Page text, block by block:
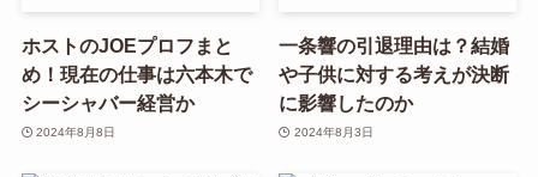
ホストのJOEプロフまと
め！現在の仕事は六本木で
シーシャバー経営か
2024年8月8日
一条響の引退理由は？結婚
や子供に対する考えが決断
に影響したのか
2024年8月3日